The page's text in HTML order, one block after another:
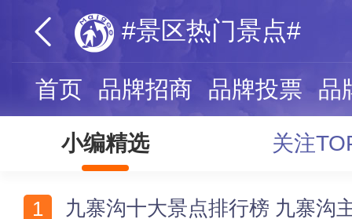
#景区热门景点#
首页 品牌招商 品牌投票 品
小编精选 关注